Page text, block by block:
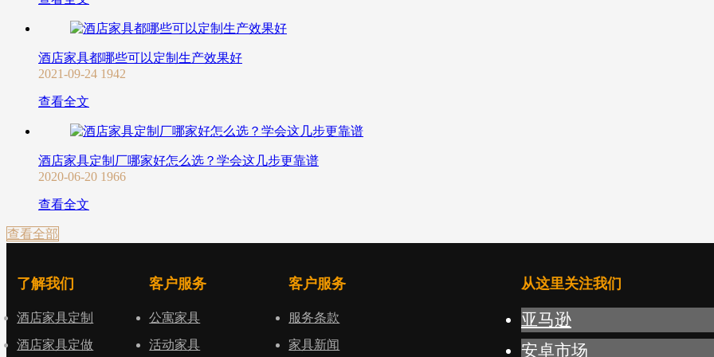
酒店家具都哪些可以定制生产效果好
2021-09-24 1942
查看全文
酒店家具定制厂哪家好怎么选？学会这几步更靠谱
2020-06-20 1966
查看全文
查看全部
了解我们
酒店家具定制
酒店家具定做
客户服务
公寓家具
活动家具
客户服务
服务条款
家具新闻
从这里关注我们
亚马逊
安卓市场